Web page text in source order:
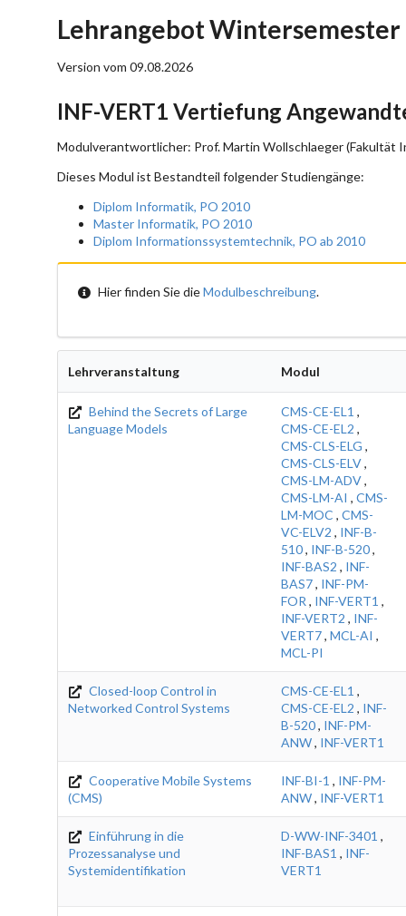
Lehrangebot Wintersemester
Version vom 09.08.2026
INF-VERT1 Vertiefung
Modulverantwortlicher: Prof. Martin Wollschlaeger (Fakultät
Dieses Modul ist Bestandteil folgender Studiengänge:
Diplom Informatik, PO 2010
Master Informatik, PO 2010
Diplom Informationssystemtechnik, PO ab 2010
Hier finden Sie dieModulbeschreibung.
Lehrveranstaltung Modul
Behind the Secrets of Large
Language Models
CMS-CE-EL1 ,
CMS-CE-EL2 ,
CMS-CLS-ELG ,
CMS-CLS-ELV,
CMS-LM-ADV,
CMS-LM-AI , CMS-
LM-MOC , CMS-
VC-ELV2 , INF-B-
510, INF-B-520,
INF-BAS2 , INF-
BAS7, INF-PM-
FOR , INF-VERT1 ,
INF-VERT2 , INF-
VERT7, MCL-AI ,
MCL-PI
Closed-loop Control in
Networked Control Systems
CMS-CE-EL1 ,
CMS-CE-EL2 , INF-
B-520, INF-PM-
ANW, INF-VERT1
Cooperative Mobile Systems
(CMS)
INF-BI-1 , INF-PM-
ANW, INF-VERT1
Einführung in die
Prozessanalyse und
Systemidentifikation
D-WW-INF-3401 ,
INF-BAS1 , INF-
VERT1